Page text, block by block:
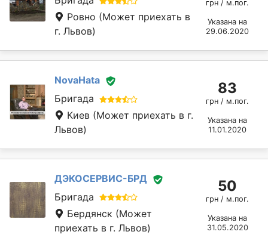
Ровно (Может приехать в
г. Львов)
грн / м.пог.
Указана на
29.06.2020
NovaHata
Бригада
Киев (Может приехать в г.
Львов)
83
грн / м.пог.
Указана на
11.01.2020
ДЭКОСЕРВИС-БРД
Бригада
Бердянск (Может
приехать в г. Львов)
50
грн / м.пог.
Указана на
31.05.2020